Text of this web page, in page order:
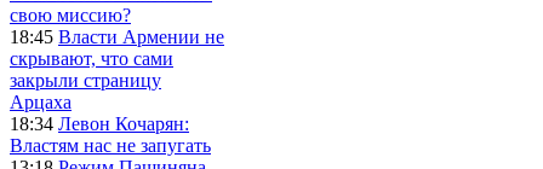
свою миссию?
18:45 Власти Армении не
скрывают, что сами
закрыли страницу
Арцаха
18:34 Левон Кочарян:
Властям нас не запугать